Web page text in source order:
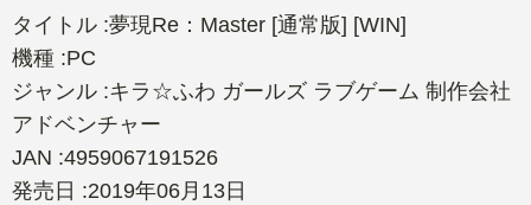
タイトル :夢現Re：Master [通常版] [WIN]
機種 :PC
ジャンル :キラ☆ふわ ガールズ ラブゲーム 制作会社
アドベンチャー
JAN :4959067191526
発売日 :2019年06月13日